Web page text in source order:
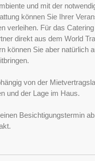
und mit der
können Sie Ihrer
verleihen. Für das
direkt aus dem World
können Sie aber natürlich
von der
und der Lage im Haus.
Besichtigungstermin